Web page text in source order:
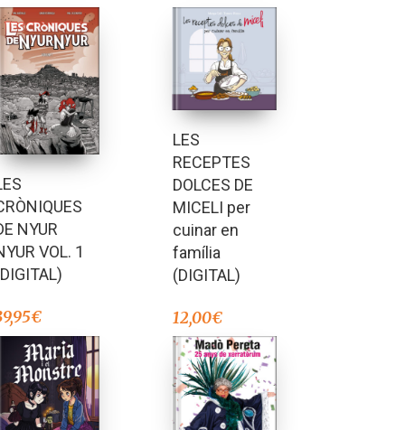
NYUR
VOL. 1
€
LES
RECEPTES
DOLCES DE
MICELI per
cuinar en
família
(DIGITAL)
12,00€